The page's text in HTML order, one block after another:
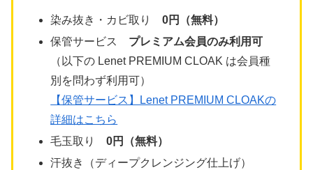
染み抜き・カビ取り0円（無料）
保管サービス プレミアム会員のみ利用可
（以下の Lenet PREMIUM CLOAK は会員種
別を問わず利用可）
【保管サービス】Lenet PREMIUM CLOAKの
詳細はこちら
毛玉取り0円（無料）
汗抜き（ディープクレンジング仕上げ）